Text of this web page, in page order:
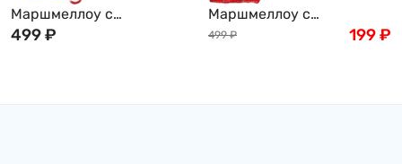
Маршмеллоу с
голубичной начинкой
499₽
Маршмеллоу с
клубничной начинкой
499 ₽ 199₽